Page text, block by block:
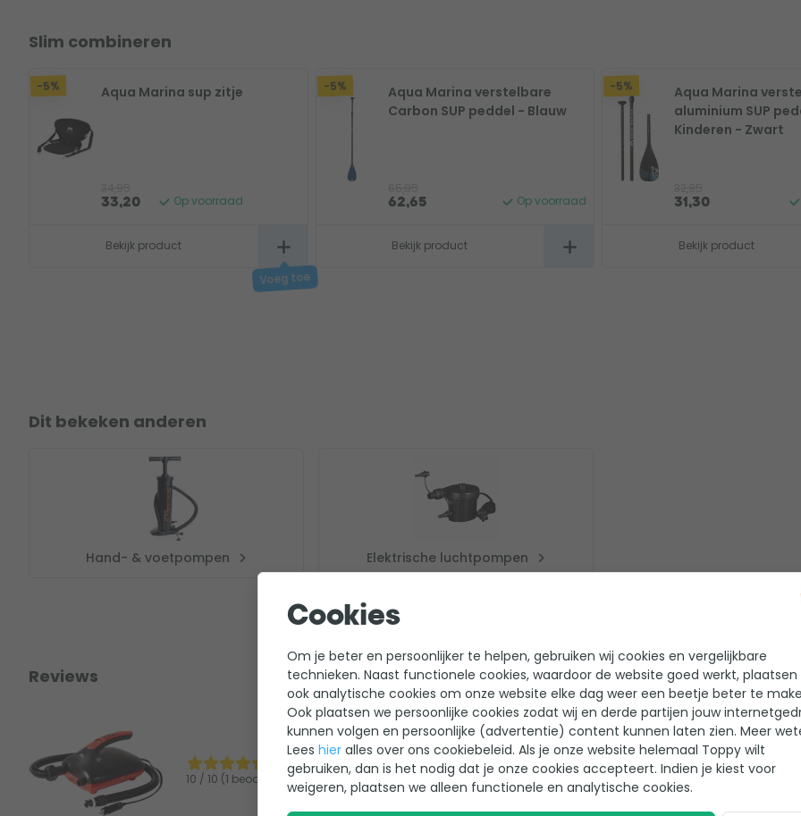
Slim combineren
-5% Aqua Marina sup zitje
33,20 Op voorraad
Bekijk product
-5%
Aqua Marina verstelbare
Carbon SUP peddel - Blauw
62,65 Op voorraad
Bekijk product
-5%
Aqua Marina
aluminium SUP
Kinderen - Zwart
31,30
Bekijk product
Dit bekeken anderen
Hand- & voetpompen Elektrische luchtpompen
Reviews
10 / 10 (1 beoordeling)
Gebruiksgemak
Cookies
Om je beter en persoonlijker te helpen, gebruiken wij cookies en vergelijkbare
technieken. Naast functionele cookies, waardoor de website goed werkt, plaatsen
ook analytische cookies om onze website elke dag weer een beetje beter te
Ook plaatsen we persoonlijke cookies zodat wij en derde partijen jouw
kunnen volgen en persoonlijke (advertentie) content kunnen laten zien. Meer
Lees hier alles over ons cookiebeleid. Als je onze website helemaal Toppy wilt
gebruiken, dan is het nodig dat je onze cookies accepteert. Indien je kiest voor
weigeren, plaatsen we alleen functionele en analytische cookies.